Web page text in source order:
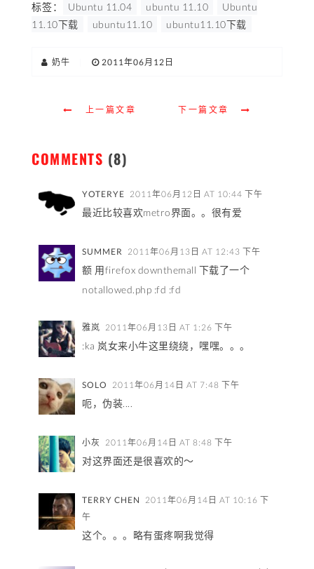
标签： Ubuntu 11.04 ubuntu 11.10
Ubuntu
11.10下载
ubuntu11.10 ubuntu11.10下载
奶牛 2011年06月12日
上一篇文章 下一篇文章
COMMENTS (8)
YOTERYE 2011年06月12日 AT 10:44 下午
最近比较喜欢metro界面。。很有爱
SUMMER 2011年06月13日 AT 12:43 下午
额 用firefox downthemall 下载了一个
notallowed.php :fd :fd
雅岚 2011年06月13日 AT 1:26 下午
:ka 岚女来小牛这里绕绕，嘿嘿。。。
SOLO 2011年06月14日 AT 7:48 下午
呃，伪装....
小灰 2011年06月14日 AT 8:48 下午
对这界面还是很喜欢的～
TERRY CHEN
2011年06月14日 AT 10:16 下
午
这个。。。略有蛋疼啊我觉得